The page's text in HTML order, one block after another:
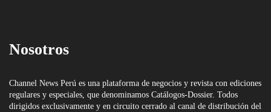
Nosotros
Channel News Perú es una plataforma de negocios y revista con ediciones
regulares y especiales, que denominamos Catálogos-Dossier. Todos
dirigidos exclusivamente y en circuito cerrado al canal de distribución del